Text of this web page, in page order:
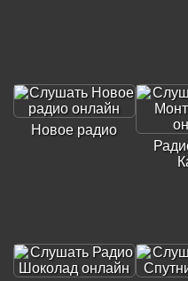
Новое радио